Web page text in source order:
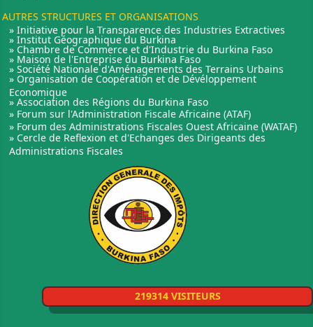
AUTRES STRUCTURES ET ORGANISATIONS
» Initiative pour la Transparence des Industries Extractives
» Institut Géographique du Burkina
» Chambre de Commerce et d'Industrie du Burkina Faso
» Maison de l'Entreprise du Burkina Faso
» Société Nationale d'Aménagements des Terrains Urbains
» Organisation de Coopération et de Dévéloppement
Economique
» Association des Régions du Burkina Faso
» Forum sur l'Administration Fiscale Africaine (ATAF)
» Forum des Administrations Fiscales Ouest Africaine (WATAF)
» Cercle de Reflexion et d'Echanges des Dirigeants des
Administrations Fiscales
219314 VISITEURS